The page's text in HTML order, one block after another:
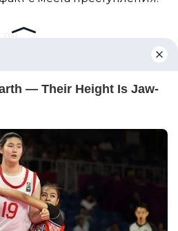
он.
на плечо Лео.
него сдвинулись, но